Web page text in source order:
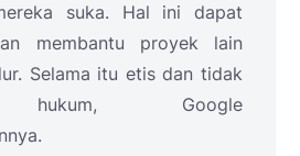
suka. Hal ini dapat
membantu proyek lain
Selama itu etis dan tidak
hukum, Google